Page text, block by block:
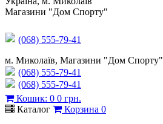
Магазини "Дом Спорту"
(068) 555-79-41
м. Миколаїв, Магазини "Дом Спорту"
(068) 555-79-41
(068) 555-79-41
Кошик: 0 0 грн.
Каталог
Корзина 0